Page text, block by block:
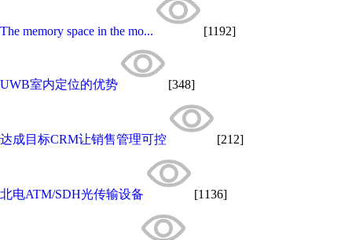
The memory space in the mo... [1192]
UWB室内定位的优势 [348]
达成目标CRM让销售管理可控 [212]
北电ATM/SDH光传输设备 [1136]